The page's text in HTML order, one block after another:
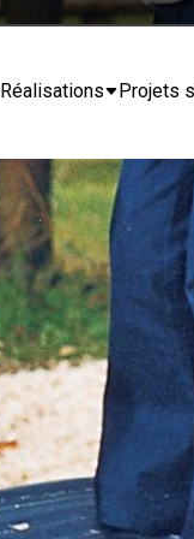
Réalisations Projets